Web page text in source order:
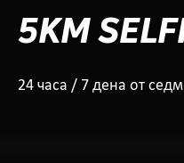
5KM
24 часа / 7 дена от